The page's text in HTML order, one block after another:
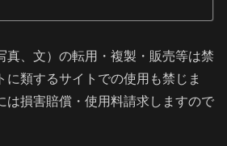
、文）の転用・複製・販売等は禁
に類するサイトでの使用も禁じま
は損害賠償・使用料請求しますので